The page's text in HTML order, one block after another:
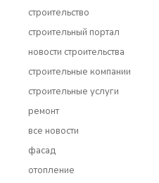
строительство
строительный портал
новости строительства
строительные компании
строительные услуги
ремонт
все новости
фасад
отопление